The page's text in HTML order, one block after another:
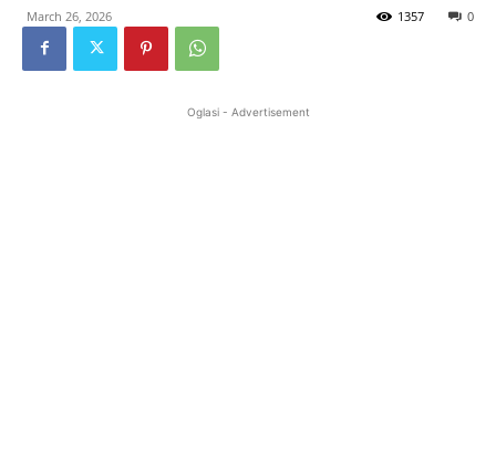
March 26, 2026 0
1357
Oglasi - Advertisement